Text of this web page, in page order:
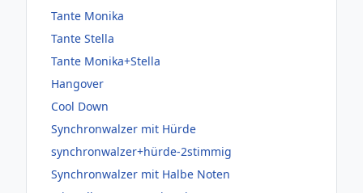
Tante Monika
Tante Stella
Tante Monika+Stella
Hangover
Cool Down
Synchronwalzer mit Hürde
synchronwalzer+hürde-2stimmig
Synchronwalzer mit Halbe Noten